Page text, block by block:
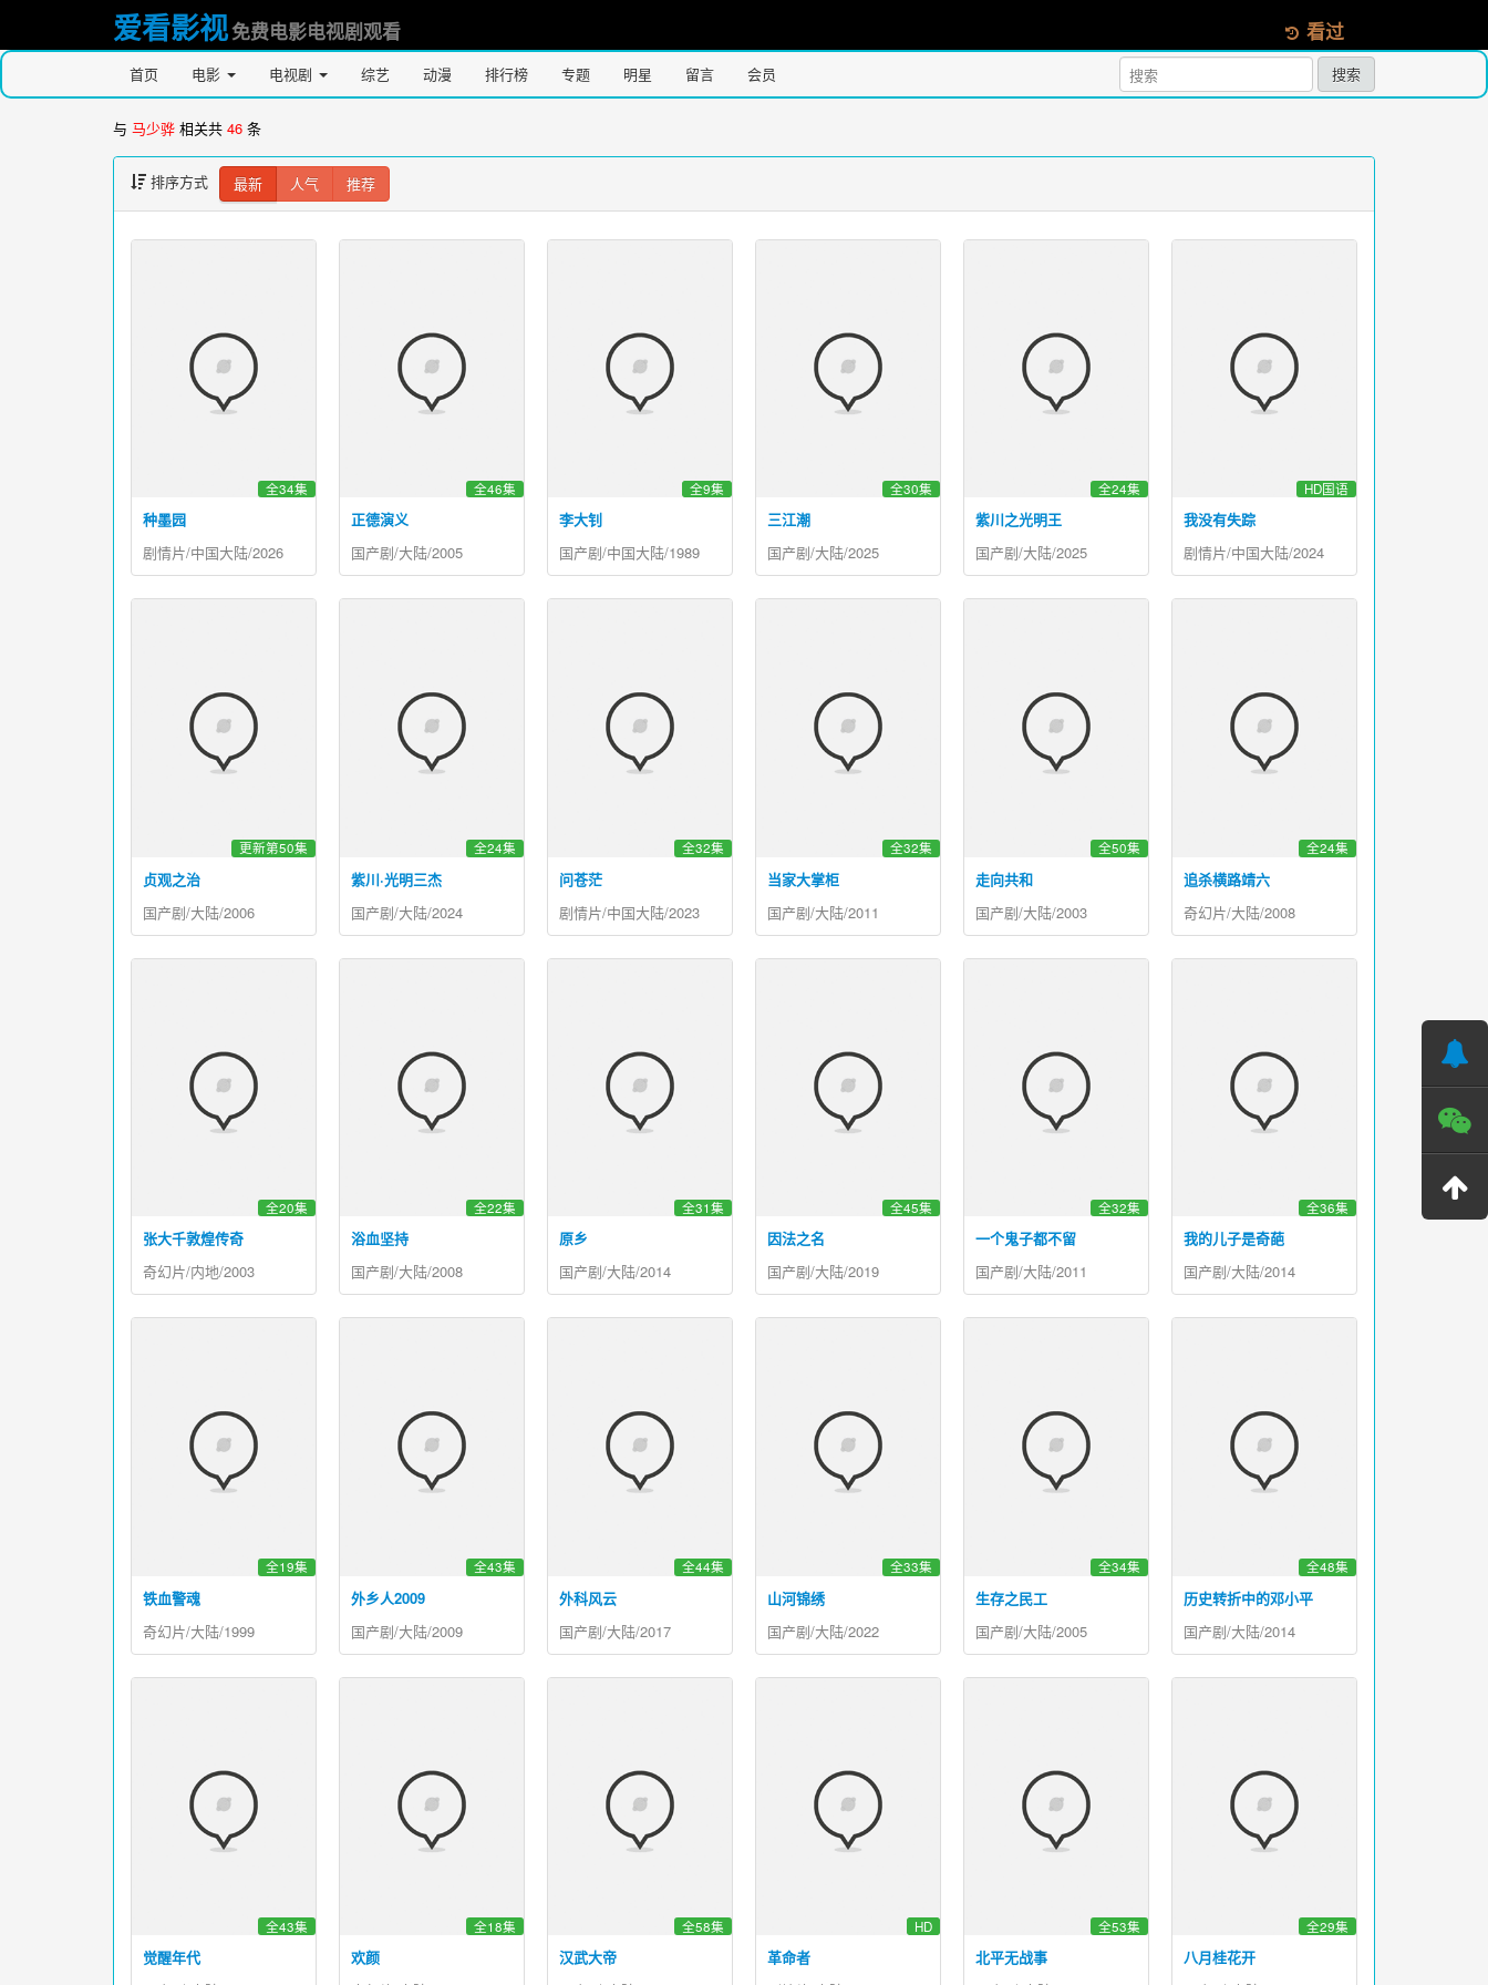
爱看影视免费电影电视剧观看 看过
首页 电影 电视剧 综艺 动漫 排行榜 专题 明星 留言 会员 搜索
与 马少骅 相关共 46 条
排序方式 最新 人气 推荐
种墨园
全34集
剧情片/中国大陆/2026
正德演义
全46集
国产剧/大陆/2005
李大钊
全9集
国产剧/中国大陆/1989
三江潮
全30集
国产剧/大陆/2025
紫川之光明王
全24集
国产剧/大陆/2025
我没有失踪
HD国语
剧情片/中国大陆/2024
贞观之治
更新第50集
国产剧/大陆/2006
紫川·光明三杰
全24集
国产剧/大陆/2024
问苍茫
全32集
剧情片/中国大陆/2023
当家大掌柜
全32集
国产剧/大陆/2011
走向共和
全50集
国产剧/大陆/2003
追杀横路靖六
全24集
奇幻片/大陆/2008
张大千敦煌传奇
全20集
奇幻片/内地/2003
浴血坚持
全22集
国产剧/大陆/2008
原乡
全31集
国产剧/大陆/2014
因法之名
全45集
国产剧/大陆/2019
一个鬼子都不留
全32集
国产剧/大陆/2011
我的儿子是奇葩
全36集
国产剧/大陆/2014
铁血警魂
全19集
奇幻片/大陆/1999
外乡人2009
全43集
国产剧/大陆/2009
外科风云
全44集
国产剧/大陆/2017
山河锦绣
全33集
国产剧/大陆/2022
生存之民工
全34集
国产剧/大陆/2005
历史转折中的邓小平
全48集
国产剧/大陆/2014
觉醒年代
全43集
欢颜
全18集
汉武大帝
全58集
革命者
HD
北平无战事
全53集
八月桂花开
全29集